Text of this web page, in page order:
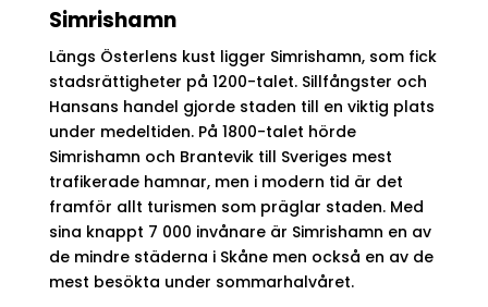
Simrishamn
Längs Österlens kust ligger Simrishamn, som fick
stadsrättigheter på 1200-talet. Sillfångster och
Hansans handel gjorde staden till en viktig plats
under medeltiden. På 1800-talet hörde
Simrishamn och Brantevik till Sveriges mest
trafikerade hamnar, men i modern tid är det
framför allt turismen som präglar staden. Med
sina knappt 7 000 invånare är Simrishamn en av
de mindre städerna i Skåne men också en av de
mest besökta under sommarhalvåret.